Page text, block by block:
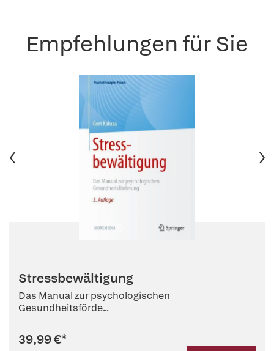
Empfehlungen für Sie
Stressbewältigung
Das Manual zur psychologischen
Gesundheitsförde...
39,99 €*